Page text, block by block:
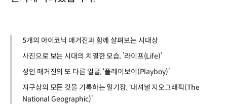
5개의 아이코닉 매거진과 함께 살펴보는 시대상
사진으로 보는 시대의 치열한 모습, ’라이프(Life)’
성인 매거진의 또 다른 얼굴, ‘플레이보이(Playboy)’
지구상의 모든 것을 기록하는 일기장, ‘내셔널 지오그래픽(The
National Geographic)’